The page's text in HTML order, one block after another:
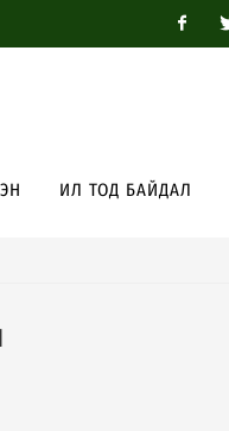
ИЛ ТОД БАЙДАЛ